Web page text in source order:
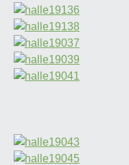
Show larger version for:
Show larger version for:
Show larger version for:
Show larger version for:
Show larger version for:
Show larger version for:
Show larger version for: